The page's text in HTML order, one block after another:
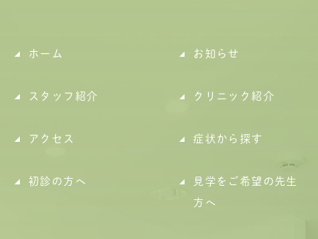
ホーム お知らせ
スタッフ紹介 クリニック紹介
アクセス 症状から探す
初診の方へ
見学をご希望の先生
方へ